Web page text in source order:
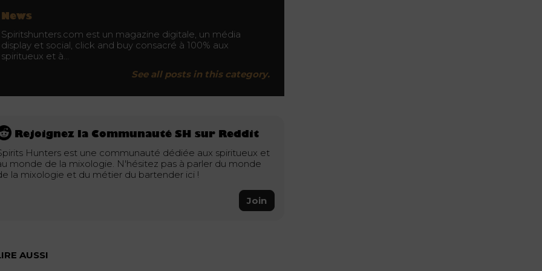
News
Spiritshunters.com est un magazine digitale, un média
display et social, click and buy consacré à 100% aux
spiritueux et à…
See all posts in this category.
Rejoignez la Communauté SH sur Reddit
Hunters est une communauté dédiée aux spiritueux et
monde de la mixologie. N'hésitez pas à parler du monde
la mixologie et du métier du bartender ici !
Join
AUSSI